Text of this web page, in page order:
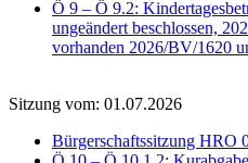
Ö 9 – Ö 9.2:
ungeändert beschlossen,
vorhanden 2026/BV/1620
Sitzung vom: 01.07.2026
Bürgerschaftssitzung HRO